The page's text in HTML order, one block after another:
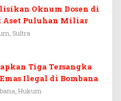
Oknum Dosen di
Aset Puluhan Miliar
Sultra
Tiga Tersangka
Ilegal di Bombana
Hukum